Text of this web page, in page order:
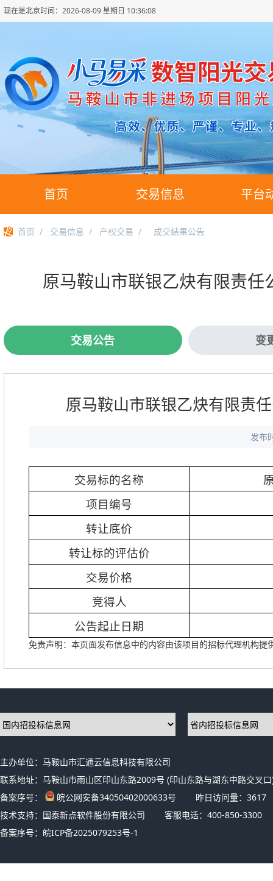
现在是北京时间： 2026-08-09 星期日 10:36:08
首页 交易信息 平台
首页 / 交易信息 / 产权交易 / 成交结果公告
原马鞍山市联银乙炔有限责
交易公告 变
原马鞍山市联银乙炔有限责
发布
交易标的名称
项目编号
转让底价
转让标的评估价
交易价格
竞得人
公告起止日期
免责声明：本页面发布信息中的内容由该项目的招标代理机构
主办单位：马鞍山市汇通云信息科技有限公司
联系地址：马鞍山市雨山区印山东路2009号 (印山东路与湖东中路交叉
备案序号：
皖公网安备34050402000633号 昨日访问量： 3617
技术支持：国泰新点软件股份有限公司
客服电话：400-850-3300
备案序号： 皖ICP备2025079253号-1